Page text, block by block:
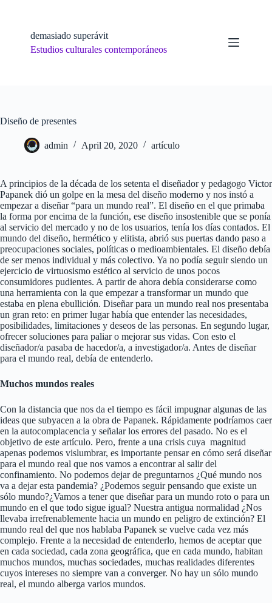
demasiado superávit
Estudios culturales contemporáneos
Diseño de presentes
admin April 20, 2020 artículo
A principios de la década de los setenta el diseñador y pedagogo Victor
Papanek dió un golpe en la mesa del diseño moderno y nos instó a
empezar a diseñar “para un mundo real”. El diseño en el que primaba
la forma por encima de la función, ese diseño insostenible que se ponía
al servicio del mercado y no de los usuarios, tenía los días contados. El
mundo del diseño, hermético y elitista, abrió sus puertas dando paso a
preocupaciones sociales, políticas o medioambientales. El diseño debía
de ser menos individual y más colectivo. Ya no podía seguir siendo un
ejercicio de virtuosismo estético al servicio de unos pocos
consumidores pudientes. A partir de ahora debía considerarse como
una herramienta con la que empezar a transformar un mundo que
estaba en plena ebullición. Diseñar para un mundo real nos presentaba
un gran reto: en primer lugar había que entender las necesidades,
posibilidades, limitaciones y deseos de las personas. En segundo lugar,
ofrecer soluciones para paliar o mejorar sus vidas. Con esto el
diseñador/a pasaba de hacedor/a, a investigador/a. Antes de diseñar
para el mundo real, debía de entenderlo.
Muchos mundos reales
Con la distancia que nos da el tiempo es fácil impugnar algunas de las
ideas que subyacen a la obra de Papanek. Rápidamente podríamos caer
en la autocomplacencia y señalar los errores del pasado. No es el
objetivo de este artículo. Pero, frente a una crisis cuya magnitud
apenas podemos vislumbrar, es importante pensar en cómo será diseñar
para el mundo real que nos vamos a encontrar al salir del
confinamiento. No podemos dejar de preguntarnos ¿Qué mundo nos
va a dejar esta pandemia? ¿Podemos seguir pensando que existe un
sólo mundo?¿Vamos a tener que diseñar para un mundo roto o para un
mundo en el que todo sigue igual? Nuestra antigua normalidad ¿Nos
llevaba irrefrenablemente hacia un mundo en peligro de extinción? El
mundo real del que nos hablaba Papanek se vuelve cada vez más
complejo. Frente a la necesidad de entenderlo, hemos de aceptar que
en cada sociedad, cada zona geográfica, que en cada mundo, habitan
muchos mundos, muchas sociedades, muchas realidades diferentes
cuyos intereses no siempre van a converger. No hay un sólo mundo
real, el mundo alberga varios mundos.